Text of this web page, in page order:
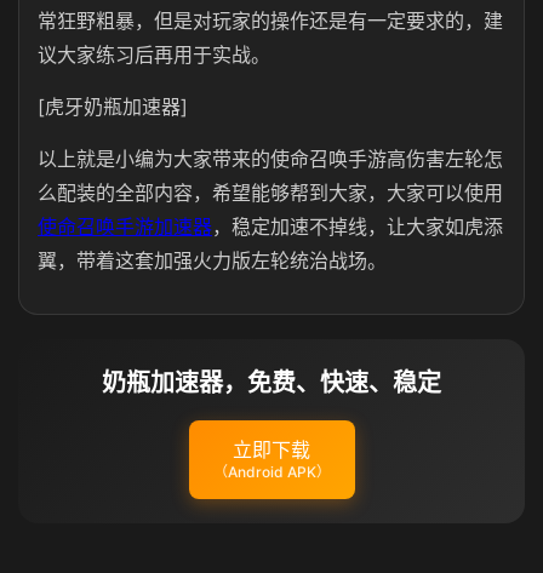
常狂野粗暴，但是对玩家的操作还是有一定要求的，建
议大家练习后再用于实战。
[虎牙奶瓶加速器]
以上就是小编为大家带来的使命召唤手游高伤害左轮怎
么配装的全部内容，希望能够帮到大家，大家可以使用
使命召唤手游加速器，稳定加速不掉线，让大家如虎添
翼，带着这套加强火力版左轮统治战场。
奶瓶加速器，免费、快速、稳定
立即下载
（Android APK）